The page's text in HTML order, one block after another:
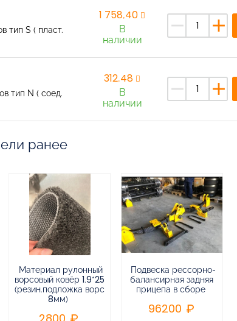
тип S ( пласт.
1 758,40
В
наличии
remove add
тип N ( соед.
312,48
В
наличии
remove add
ранее
Материал рулонный
ворсовый ковёр 1.9*25
(резин.подложка ворс
8мм)
2800
Подвеска рессорно-
балансирная задняя
прицепа в сборе
96200